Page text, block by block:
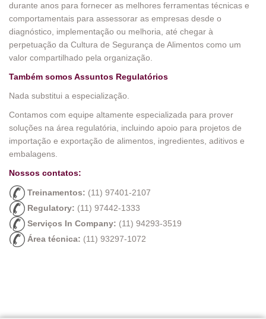
durante anos para fornecer as melhores ferramentas técnicas e
comportamentais para assessorar as empresas desde o
diagnóstico, implementação ou melhoria, até chegar à
perpetuação da Cultura de Segurança de Alimentos como um
valor compartilhado pela organização.
Também somos Assuntos Regulatórios
Nada substitui a especialização.
Contamos com equipe altamente especializada para prover
soluções na área regulatória, incluindo apoio para projetos de
importação e exportação de alimentos, ingredientes, aditivos e
embalagens.
Nossos contatos:
Treinamentos: (11) 97401-2107
Regulatory: (11) 97442-1333
Serviços In Company: (11) 94293-3519
Área técnica: (11) 93297-1072